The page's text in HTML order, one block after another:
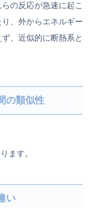
の反応が急速に起こ
、外からエネルギー
、近似的に断熱系と
の類似性
ます。
い